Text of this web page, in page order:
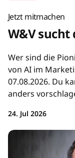
Jetzt mitmachen
W&V sucht
Wer sind die
von AI im
07.08.2026. Du
anders
24. Jul 2026